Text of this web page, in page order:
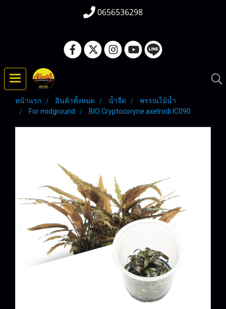
0656536298
หน้าแรก สินค้าทั้งหมด น้ำจืด
พรรณไม้น้ำ
For midground
BIO Cryptocoryne axelrodi IC090